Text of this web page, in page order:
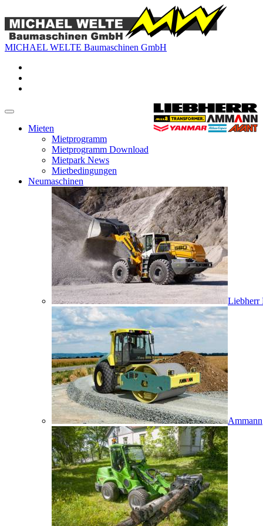
MICHAEL WELTE Baumaschinen GmbH
Mieten
Mietprogramm
Mietprogramm Download
Mietpark News
Mietbedingungen
Neumaschinen
Liebherr
Ammann